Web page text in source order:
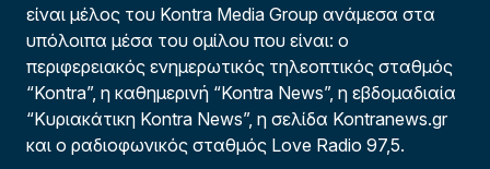
είναι μέλος του Kontra Media Group ανάμεσα στα
υπόλοιπα μέσα του ομίλου που είναι: ο
περιφερειακός ενημερωτικός τηλεοπτικός σταθμός
“Kontra”, η καθημερινή “Kontra News”, η εβδομαδιαία
“Κυριακάτικη Kontra News”, η σελίδα Kontranews.gr
και ο ραδιοφωνικός σταθμός Love Radio 97,5.